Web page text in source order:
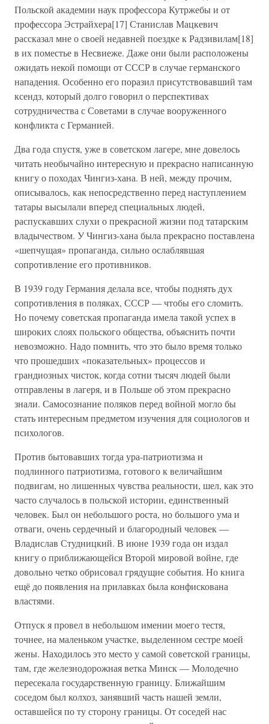
Польской академии наук профессора Кутржебы и от
профессора Эстрайхера[17] Станислав Мацкевич
рассказал мне о своей недавней поездке к Радзивилам[18]
в их поместье в Несвиеже. Даже они были расположены
ожидать некой помощи от СССР в случае германского
нападения. Особенно его поразил присутствовавший там
ксендз, который долго говорил о перспективах
сотрудничества с Советами в случае вооруженного
конфликта с Германией.
Два года спустя, уже в советском лагере, мне довелось
читать необычайно интересную и прекрасно написанную
книгу о походах Чингиз-хана. В ней, между прочим,
описывалось, как непосредственно перед наступлением
татары высылали вперед специальных людей,
распускавших слухи о прекрасной жизни под татарским
владычеством. У Чингиз-хана была прекрасно поставлена
«шепчущая» пропаганда, сильно ослаблявшая
сопротивление его противников.
В 1939 году Германия делала все, чтобы поднять дух
сопротивления в поляках, СССР — чтобы его сломить.
Но почему советская пропаганда имела такой успех в
широких слоях польского общества, объяснить почти
невозможно. Надо помнить, что это было время только
что прошедших «показательных» процессов и
грандиозных чисток, когда сотни тысяч людей были
отправлены в лагеря, и в Польше об этом прекрасно
знали. Самосознание поляков перед войной могло бы
стать интересным предметом изучения для социологов и
психологов.
Против бытовавших тогда ура-патриотизма и
подлинного патриотизма, готового к величайшим
подвигам, но лишенных чувства реальности, шел, как это
часто случалось в польской истории, единственный
человек. Был он небольшого роста, но большого ума и
отваги, очень сердечный и благородный человек —
Владислав Студницкий. В июне 1939 года он издал
книгу о приближающейся Второй мировой войне, где
довольно четко обрисовал грядущие события. Но книга
ещё до появления на прилавках была конфискована
властями.
Отпуск я провел в небольшом имении моего тестя,
точнее, на маленьком участке, выделенном сестре моей
жены. Находилось это место у самой советской границы,
там, где железнодорожная ветка Минск — Молодечно
пересекала государственную границу. Ближайшим
соседом был колхоз, занявший часть нашей земли,
оставшейся по ту сторону границы. От соседей нас